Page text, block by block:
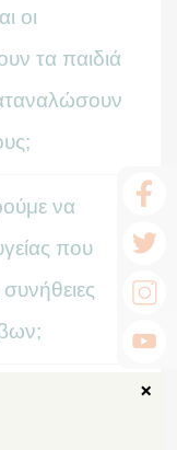
οι
τα παιδιά
να
που
συνήθειες
×